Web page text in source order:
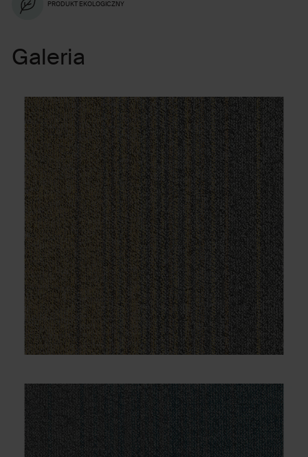
PRODUKT EKOLOGICZNY
Galeria